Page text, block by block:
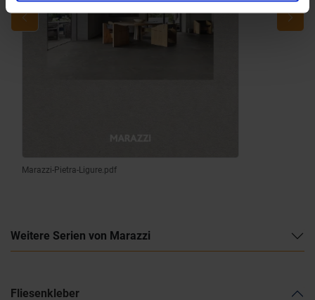
Marazzi-Pietra-Ligure.pdf
Weitere Serien von Marazzi
Fliesenkleber